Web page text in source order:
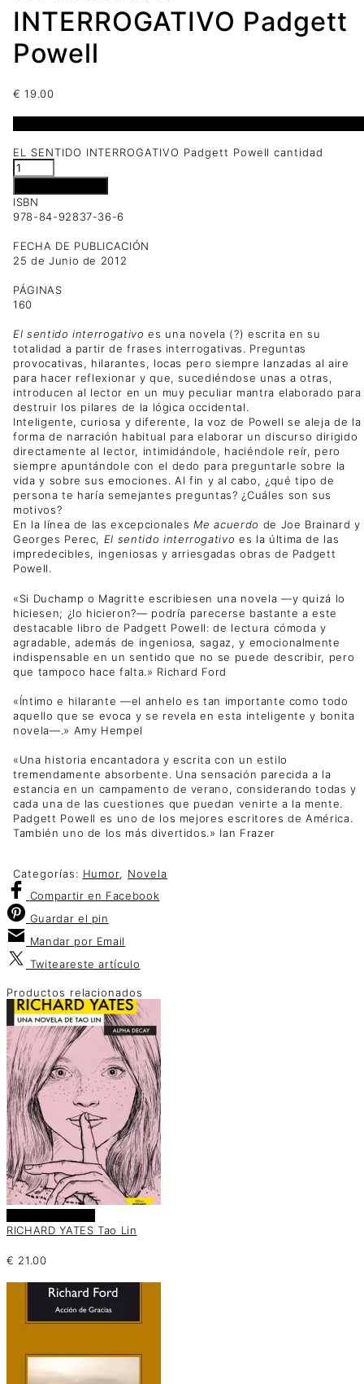
INTERROGATIVO Padgett
Powell
€ 19.00
EL SENTIDO INTERROGATIVO Padgett Powell cantidad
ISBN
978-84-92837-36-6
FECHA DE PUBLICACIÓN
25 de Junio de 2012
PÁGINAS
160
El sentido interrogativo es una novela (?) escrita en su
totalidad a partir de frases interrogativas. Preguntas
provocativas, hilarantes, locas pero siempre lanzadas al aire
para hacer reflexionar y que, sucediéndose unas a otras,
introducen al lector en un muy peculiar mantra elaborado para
destruir los pilares de la lógica occidental.
Inteligente, curiosa y diferente, la voz de Powell se aleja de la
forma de narración habitual para elaborar un discurso dirigido
directamente al lector, intimidándole, haciéndole reír, pero
siempre apuntándole con el dedo para preguntarle sobre la
vida y sobre sus emociones. Al fin y al cabo, ¿qué tipo de
persona te haría semejantes preguntas? ¿Cuáles son sus
motivos?
En la línea de las excepcionalesMe acuerdo de Joe Brainard y
Georges Perec, El sentido interrogativo es la última de las
impredecibles, ingeniosas y arriesgadas obras de Padgett
Powell.
«Si Duchamp o Magritte escribiesen una novela —y quizá lo
hiciesen; ¿lo hicieron?— podría parecerse bastante a este
destacable libro de Padgett Powell: de lectura cómoda y
agradable, además de ingeniosa, sagaz, y emocionalmente
indispensable en un sentido que no se puede describir, pero
que tampoco hace falta.» Richard Ford
«Íntimo e hilarante —el anhelo es tan importante como todo
aquello que se evoca y se revela en esta inteligente y bonita
novela—.» Amy Hempel
«Una historia encantadora y escrita con un estilo
tremendamente absorbente. Una sensación parecida a la
estancia en un campamento de verano, considerando todas y
cada una de las cuestiones que puedan venirte a la mente.
Padgett Powell es uno de los mejores escritores de América.
También uno de los más divertidos.» Ian Frazer
Categorías: Humor, Novela
Compartir en Facebook
Guardar el pin
Mandar por Email
Twiteareste artículo
Productos relacionados
RICHARD YATES Tao Lin
€ 21.00